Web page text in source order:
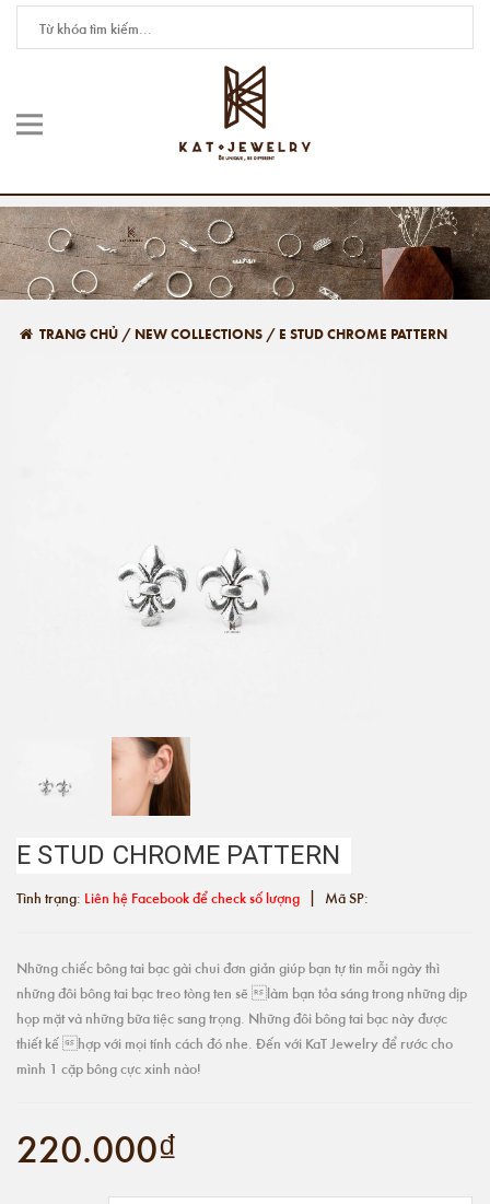
TRANG CHỦ / NEW COLLECTIONS / E STUD CHROME PATTERN
E STUD CHROME PATTERN
Tình trạng: Liên hệ Facebook để check số lượng | Mã SP:
Những chiếc bông tai bạc gài chui đơn giản giúp bạn tự tin mỗi ngày thì
những đôi bông tai bạc treo tòng ten sẽ làm bạn tỏa sáng trong những dịp
họp mặt và những bữa tiệc sang trọng. Những đôi bông tai bạc này được
thiết kế hợp với mọi tính cách đó nhe. Đến với KaT Jewelry để rước cho
mình 1 cặp bông cực xinh nào!
220.000₫